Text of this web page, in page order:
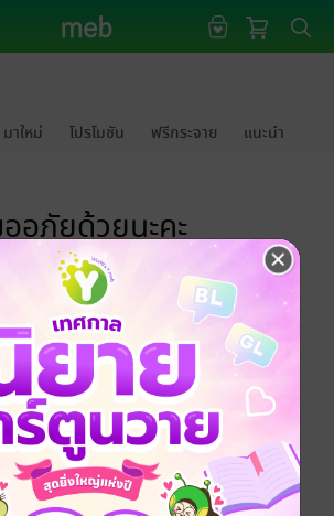
มาใหม่ โปรโมชัน ฟรีกระจาย แนะนำ
อภัยด้วยนะคะ
อมูลในหัวข้อที่คุณกำลังชมค่ะ